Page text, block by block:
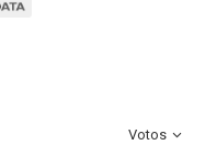
Votos